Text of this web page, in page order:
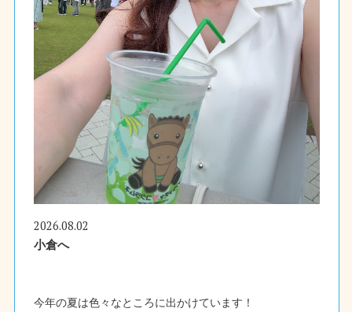
2026.08.02
小倉へ
今年の夏は色々なところに出かけています！